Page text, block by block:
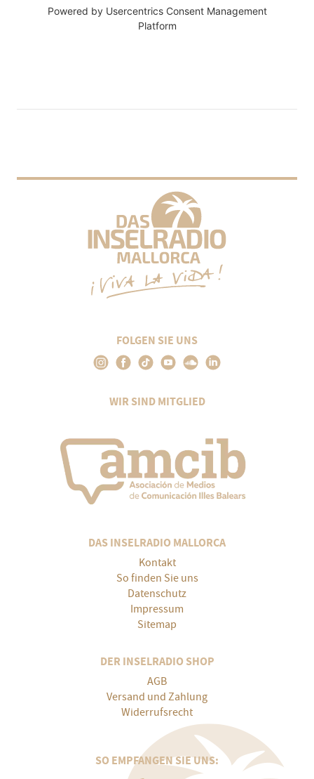
Powered by Usercentrics Consent Management
Platform
FOLGEN SIE UNS
WIR SIND MITGLIED
DAS INSELRADIO MALLORCA
Kontakt
So finden Sie uns
Datenschutz
Impressum
Sitemap
DER INSELRADIO SHOP
AGB
Versand und Zahlung
Widerrufsrecht
SO EMPFANGEN SIE UNS: